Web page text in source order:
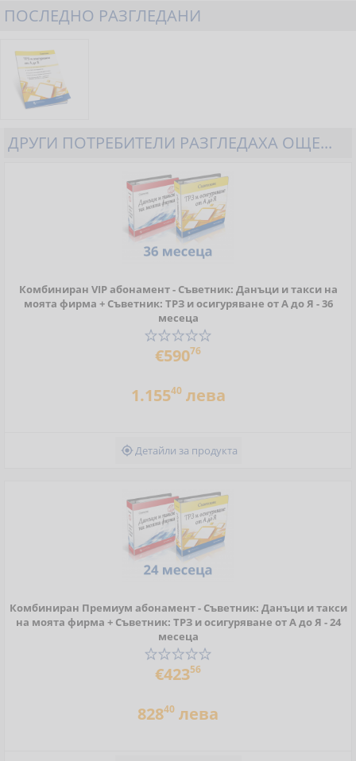
ПОСЛЕДНО РАЗГЛЕДАНИ
ДРУГИ ПОТРЕБИТЕЛИ РАЗГЛЕДАХА ОЩЕ...
Комбиниран VIP абонамент - Съветник: Данъци и такси на
моята фирма + Съветник: ТРЗ и осигуряване от А до Я - 36
месеца
€59076
1.15540лева
Детайли за продукта
Комбиниран Премиум абонамент - Съветник: Данъци и такси
на моята фирма + Съветник: ТРЗ и осигуряване от А до Я - 24
месеца
€42356
82840 лева